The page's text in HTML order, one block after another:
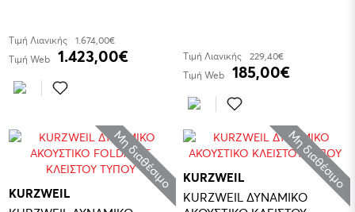
Τιμή Λιανικής
1.674,00€
Τιμή Web
1.423,00€ Τιμή Λιανικής
229,40€
Τιμή Web
185,00€
Μη διαθέσιμο
KURZWEIL
Μη διαθέσιμο
KURZWEIL
KURZWEIL ΔΥΝΑΜΙΚΟ